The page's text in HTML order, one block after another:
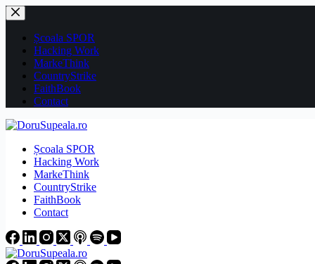
Sari
la
conținutȘcoala SPOR
Hacking Work
MarkeThink
CountryStrike
FaithBook
Contact
Școala SPOR
Hacking Work
MarkeThink
CountryStrike
FaithBook
Contact